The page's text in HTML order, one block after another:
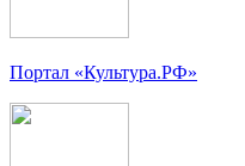
Портал «Культура.РФ»